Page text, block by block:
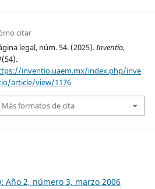
citar
legal, núm. 54. (2025).Inventio,
(54).
inventio.uaem.mx/index.php/inve
article/view/1176
Más formatos de cita
Año 2, número 3, marzo 2006